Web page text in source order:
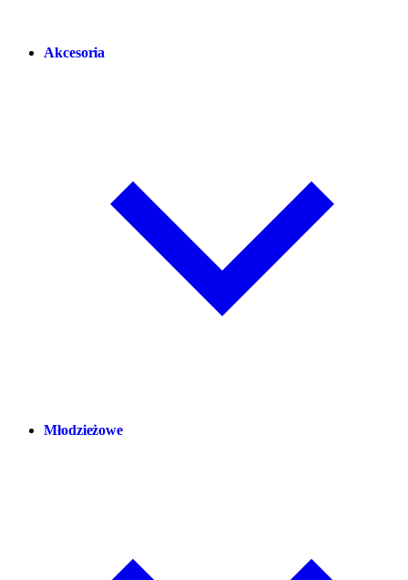
Akcesoria
Młodzieżowe